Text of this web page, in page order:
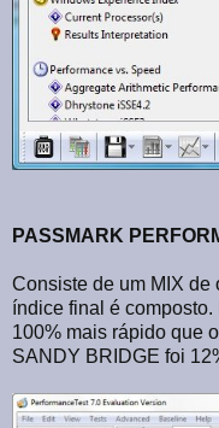
PASSMARK
Consiste de um MIX de
índice final é
100% mais rápido que
SANDY BRIDGE foi